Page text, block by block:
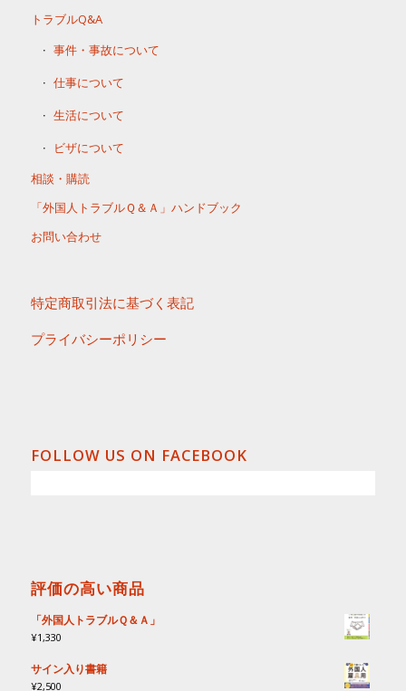
トラブルQ&A
事件・事故について
仕事について
生活について
ビザについて
相談・購読
「外国人トラブルＱ＆Ａ」ハンドブック
お問い合わせ
特定商取引法に基づく表記
プライバシーポリシー
FOLLOW US ON FACEBOOK
評価の高い商品
「外国人トラブルＱ＆Ａ」
¥1,330
サイン入り書籍
¥2,500